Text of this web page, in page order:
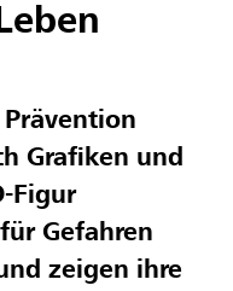
Grafiken und
Figur
Gefahren
zeigen ihre